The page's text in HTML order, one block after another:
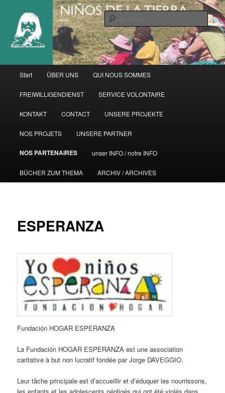
primären
Inhalt
springen
Start ÜBER UNS QUI NOUS SOMMES
FREIWILLIGENDIENST SERVICE VOLONTAIRE
KONTAKT CONTACT UNSERE PROJEKTE
NOS PROJETS UNSERE PARTNER
NOS PARTENAIRES unser INFO / notre INFO
BÜCHER ZUM THEMA ARCHIV / ARCHIVES
ESPERANZA
Fundación HOGAR ESPERANZA
La Fundación HOGAR ESPERANZA est une association
caritative à but non lucratif fondée par Jorge DAVEGGIO.
Leur tâche principale est d’accueillir et d’éduquer les nourrissons,